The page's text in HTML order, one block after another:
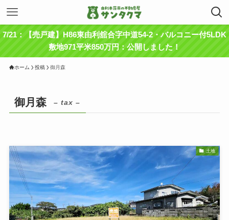
7/21：【売戸建】H86東由利舘合字中道54-2・バルコニー付5LDK
敷地971平米850万円：公開しました！
ホーム 投稿 御月森
御月森 – tax –
土地